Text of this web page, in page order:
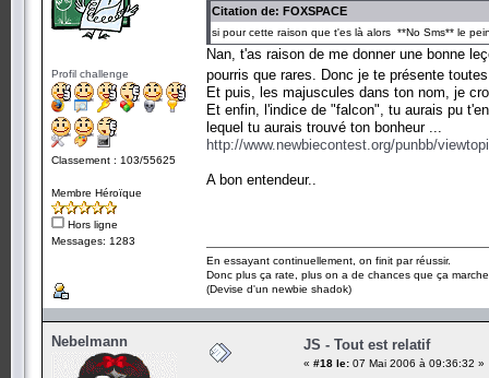
Profil challenge
Classement : 103/55625
Membre Héroïque
Hors ligne
Messages: 1283
Citation de: FOXSPACE
si pour cette raison que t'es là alors **No Sms** le
Nan, t'as raison de me donner une bonne
pourris que rares. Donc je te présente
Et puis, les majuscules dans ton nom, je
Et enfin, l'indice de "falcon", tu aurais pu
lequel tu aurais trouvé ton bonheur ...
http://www.newbiecontest.org/punbb/
A bon entendeur..
En essayant continuellement, on finit par réussir.
Donc plus ça rate, plus on a de chances que ça
(Devise d'un newbie shadok)
Nebelmann JS - Tout est relatif
« #18 le: 07 Mai 2006 à 09:36:32 »